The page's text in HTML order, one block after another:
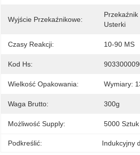
Wyjście Przekaźnikowe:
Usterki
Czasy Reakcji: 10-90 MS
Kod Hs:
Wielkość Opakowania: Wymiary:
Waga Brutto: 300g
Możliwość Supply: 5000
Podkreślić: Indukcyjny